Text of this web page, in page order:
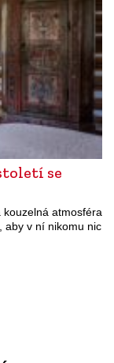
se
atmosféra
aby v ní nikomu nic